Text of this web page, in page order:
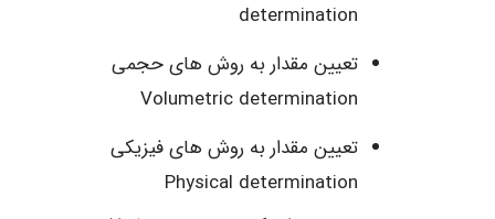
determination
تعیین مقدار به روش های حجمی
Volumetric determination
تعیین مقدار به روش های فیزیکی
Physical determination